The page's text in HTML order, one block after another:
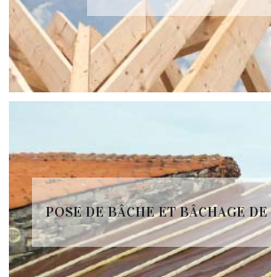
POSE DE BÂCHE ET BÂCHAGE